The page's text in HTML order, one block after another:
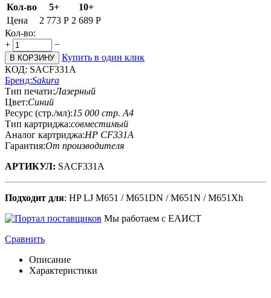
Кол-во
5+
10+
Цена
2 773 Р 2 689 Р
Кол-во:
+
−
В КОРЗИНУ
Купить в один клик
КОД: SACF331A
Бренд:Sakura
Тип печати:Лазерный
Цвет:Синий
Ресурс (стр./мл):15 000 стр. А4
Тип картриджа:совместимый
Аналог картриджа:HP CF331A
Гарантия:От производителя
АРТИКУЛ: SACF331A
Подходит для: HP LJ M651 / M651DN / M651N / M651Xh
Мы работаем с ЕАИСТ
Сравнить
Описание
Характеристики